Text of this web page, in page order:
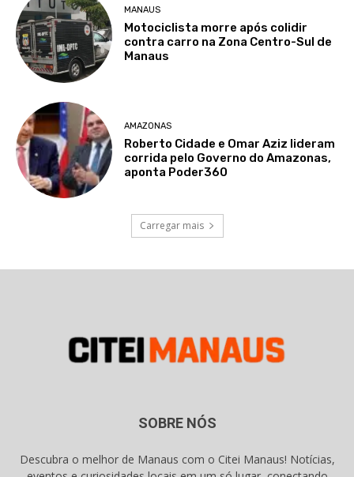
MANAUS
Motociclista morre após colidir
contra carro na Zona Centro-Sul de
Manaus
AMAZONAS
Roberto Cidade e Omar Aziz lideram
corrida pelo Governo do Amazonas,
aponta Poder360
Carregar mais
SOBRE NÓS
Descubra o melhor de Manaus com o Citei Manaus! Notícias,